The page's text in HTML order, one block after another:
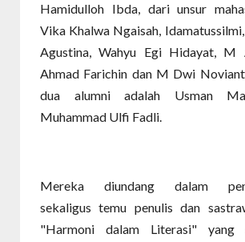
Hamidulloh Ibda, dari unsur
Vika Khalwa Ngaisah,
Agustina, Wahyu Egi Hidayat, M
Ahmad Farichin dan M Dwi
dua alumni adalah Usman
Muhammad Ulfi Fadli.
Mereka diundang dalam
sekaligus temu penulis dan
"Harmoni dalam Literasi" yang